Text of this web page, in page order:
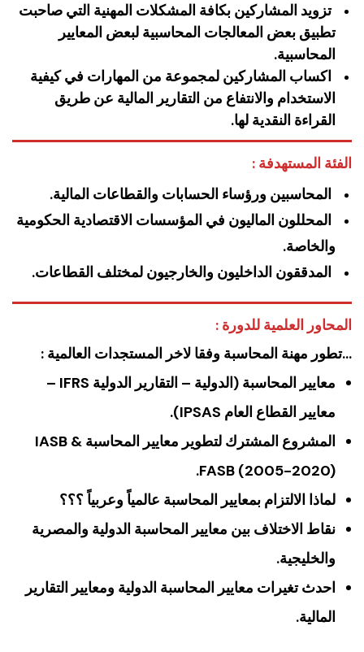
تزويد المشاركين بكافة المشكلات المهنية التي صاحبت
تطبيق بعض المعالجات المحاسبية لبعض المعايير
المحاسبية.
اكساب المشاركين لمجموعة من المهارات في كيفية
الاستخدام والانتفاع من التقارير المالية عن طريق
القراءة النقدية لها.
الفئة المستهدفة :
المحاسبين ورؤساء الحسابات والقطاعات المالية.
المحللون الماليون في المؤسسات الاقتصادية الحكومية
والخاصة.
المدققون الداخليون والخارجيون لمختلف القطاعات.
المحاور العلمية للدورة :
…تطور مهنة المحاسبة وفقا لاخر المستجدات العالمية :
معايير المحاسبة (الدولية – التقارير الدولية IFRS –
معايير القطاع العام IPSAS).
المشروع المشترك لتطوير معايير المحاسبة IASB &
FASB (2005-2020).
لماذا الالتزام بمعايير المحاسبة عالمياً وعربياً ؟؟؟
نقاط الاختلاف بين معايير المحاسبة الدولية والمصرية
والخليجية.
احدث تغيرات معايير المحاسبة الدولية ومعايير التقارير
المالية.